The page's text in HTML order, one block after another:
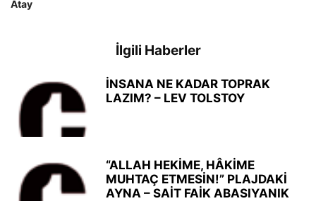
Atay
İlgili Haberler
İNSANA NE KADAR TOPRAK
LAZIM? – LEV TOLSTOY
“ALLAH HEKİME, HÂKİME
MUHTAÇ ETMESİN!” PLAJDAKİ
AYNA – SAİT FAİK ABASIYANIK